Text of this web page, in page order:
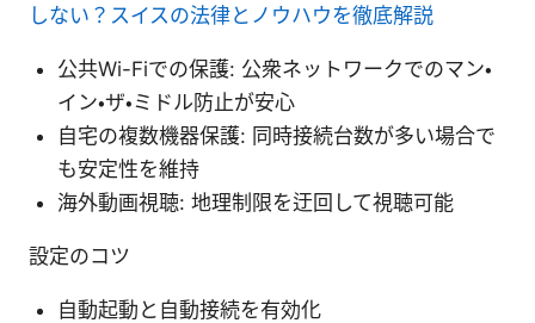
しない？スイスの法律とノウハウを徹底解説
公共Wi-Fiでの保護: 公衆ネットワークでのマン・
イン・ザ・ミドル防止が安心
自宅の複数機器保護: 同時接続台数が多い場合で
も安定性を維持
海外動画視聴: 地理制限を迂回して視聴可能
設定のコツ
自動起動と自動接続を有効化